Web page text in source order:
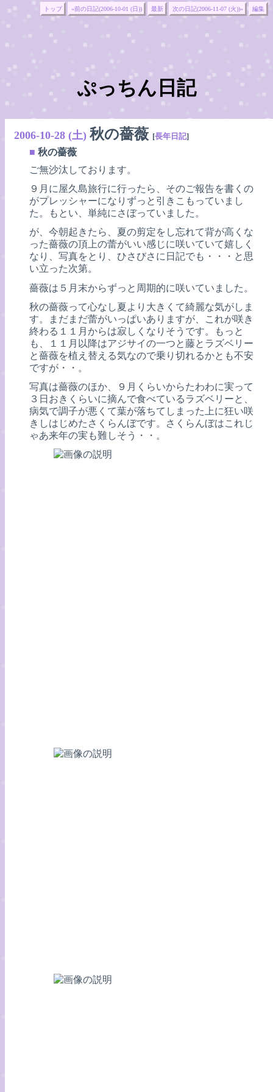
トップ «前の日記(2006-10-01 (日)) 最新 次の日記(2006-11-07 (火))» 編集
ぷっちん日記
2006-10-28 (土) 秋の薔薇 [長年日記]
■ 秋の薔薇
ご無沙汰しております。
９月に屋久島旅行に行ったら、そのご報告を書くの
がプレッシャーになりずっと引きこもっていまし
た。もとい、単純にさぼっていました。
が、今朝起きたら、夏の剪定をし忘れて背が高くな
った薔薇の頂上の蕾がいい感じに咲いていて嬉しく
なり、写真をとり、ひさびさに日記でも・・・と思
い立った次第。
薔薇は５月末からずっと周期的に咲いていました。
秋の薔薇って心なし夏より大きくて綺麗な気がしま
す。まだまだ蕾がいっぱいありますが、これが咲き
終わる１１月からは寂しくなりそうです。もっと
も、１１月以降はアジサイの一つと藤とラズベリー
と薔薇を植え替える気なので乗り切れるかとも不安
ですが・・。
写真は薔薇のほか、９月くらいからたわわに実って
３日おきくらいに摘んで食べているラズベリーと、
病気で調子が悪くて葉が落ちてしまった上に狂い咲
きしはじめたさくらんぼです。さくらんぼはこれじ
ゃあ来年の実も難しそう・・。